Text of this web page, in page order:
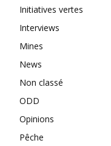
Initiatives vertes
Interviews
Mines
News
Non classé
ODD
Opinions
Pêche